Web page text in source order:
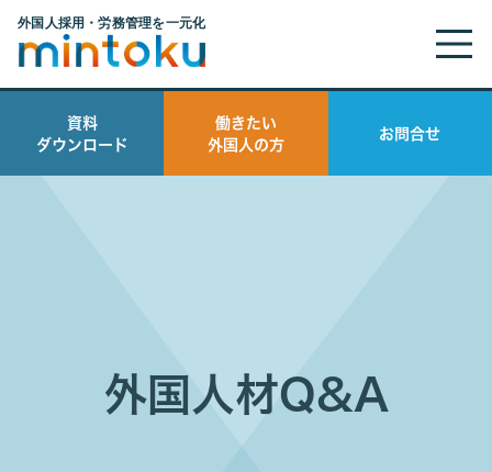
資料
ダウンロード
働きたい
外国人の方
お問合せ
外国人材Q&A